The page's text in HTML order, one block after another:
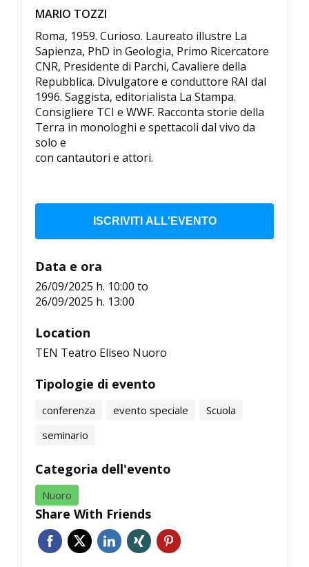
MARIO TOZZI
Roma, 1959. Curioso. Laureato illustre La
Sapienza, PhD in Geologia, Primo Ricercatore
CNR, Presidente di Parchi, Cavaliere della
Repubblica. Divulgatore e conduttore RAI dal
1996. Saggista, editorialista La Stampa.
Consigliere TCI e WWF. Racconta storie della
Terra in monologhi e spettacoli dal vivo da
solo e
con cantautori e attori.
ISCRIVITI ALL'EVENTO
Data e ora
26/09/2025 h. 10:00 to
26/09/2025 h. 13:00
Location
TEN Teatro Eliseo Nuoro
Tipologie di evento
conferenza evento speciale
Scuola
seminario
Categoria dell'evento
Nuoro
Share With Friends